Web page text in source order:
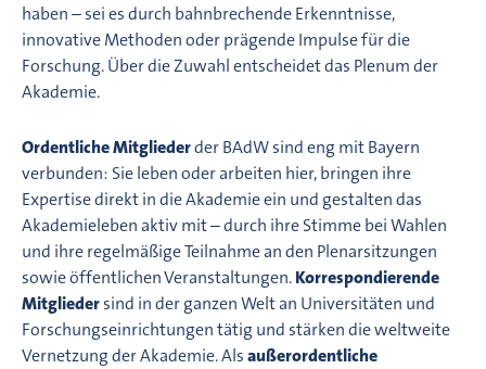
haben – sei es durch bahnbrechende Erkenntnisse,
innovative Methoden oder prägende Impulse für die
Forschung. Über die Zuwahl entscheidet das Plenum der
Akademie.
Ordentliche Mitgliederder BAdW sind eng mit Bayern
verbunden: Sie leben oder arbeiten hier, bringen ihre
Expertise direkt in die Akademie ein und gestalten das
Akademieleben aktiv mit – durch ihre Stimme bei Wahlen
und ihre regelmäßige Teilnahme an den Plenarsitzungen
sowie öffentlichen Veranstaltungen.Korrespondierende
Mitgliedersind in der ganzen Welt an Universitäten und
Forschungseinrichtungen tätig und stärken die weltweite
Vernetzung der Akademie. Alsaußerordentliche